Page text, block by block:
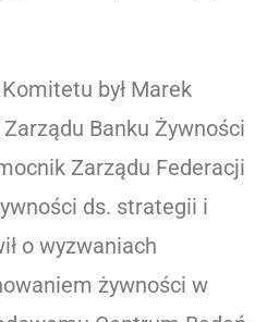
był Marek
Banku Żywności
Zarządu Federacji
ds. strategii i
o wyzwaniach
żywności w